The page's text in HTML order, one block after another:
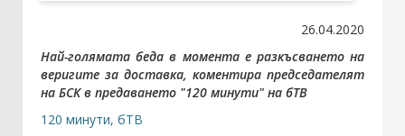
Стани член
Абонирайте се!
26.04.2020
Най-голямата беда в момента е разкъсването на
веригите за доставка, коментира председателят
на БСК в предаването "120 минути" на бТВ
120 минути, бТВ